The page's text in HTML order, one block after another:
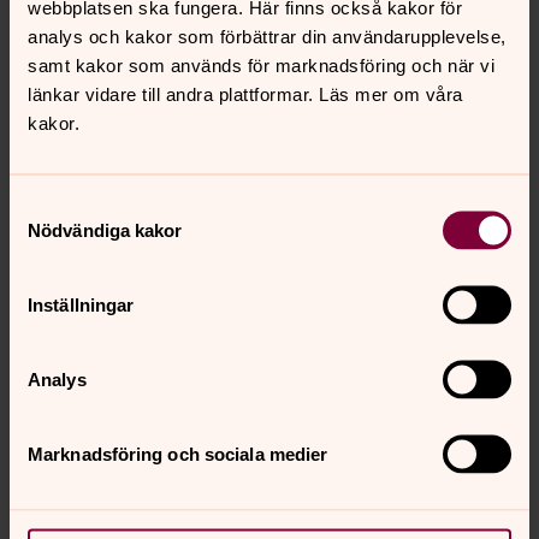
webbplatsen ska fungera. Här finns också kakor för
analys och kakor som förbättrar din användarupplevelse,
samt kakor som används för marknadsföring och när vi
länkar vidare till andra plattformar. Läs mer om våra
kakor.
Nödvändiga kakor
Inställningar
Analys
Marknadsföring och sociala medier
E-post:lisa.gerenmark@svenskakyrkan.se
Vad är och vill Svenska Kyrkans
Unga?
Svenska Kyrkans Unga är en demokratisk rörelse av
barn och ungdomar i Svenska kyrkan. Vi vill med
Kristus i centrum och med dopet som grund verka i
församlingen där vi får växa i tro och ansvar.